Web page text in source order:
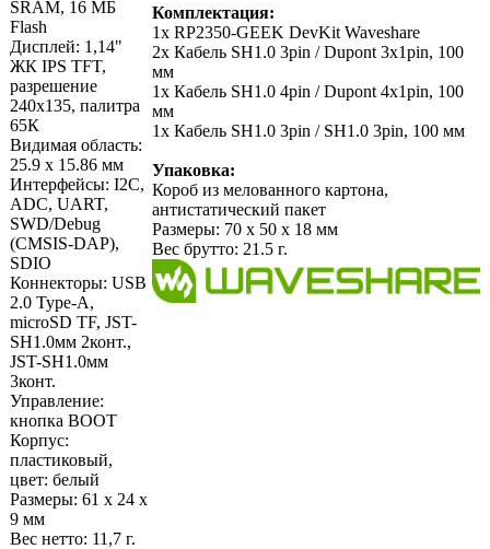
SRAM, 16 МБ
Flash
Дисплей: 1,14"
ЖК IPS TFT,
разрешение
240х135, палитра
65К
Видимая область:
25.9 х 15.86 мм
Интерфейсы: I2C,
ADC, UART,
SWD/Debug
(CMSIS-DAP),
SDIO
Коннекторы: USB
2.0 Type-A,
microSD TF, JST-
SH1.0мм 2конт.,
JST-SH1.0мм
3конт.
Управление:
кнопка BOOT
Корпус:
пластиковый,
цвет: белый
Размеры: 61 х 24 х
9 мм
Вес нетто: 11,7 г.
Комплектация:
1х RP2350-GEEK DevKit Waveshare
2х Кабель SH1.0 3pin / Dupont 3x1pin, 100
мм
1х Кабель SH1.0 4pin / Dupont 4x1pin, 100
мм
1х Кабель SH1.0 3pin / SH1.0 3pin, 100 мм
Упаковка:
Короб из мелованного картона,
антистатический пакет
Размеры: 70 х 50 х 18 мм
Вес брутто: 21.5 г.